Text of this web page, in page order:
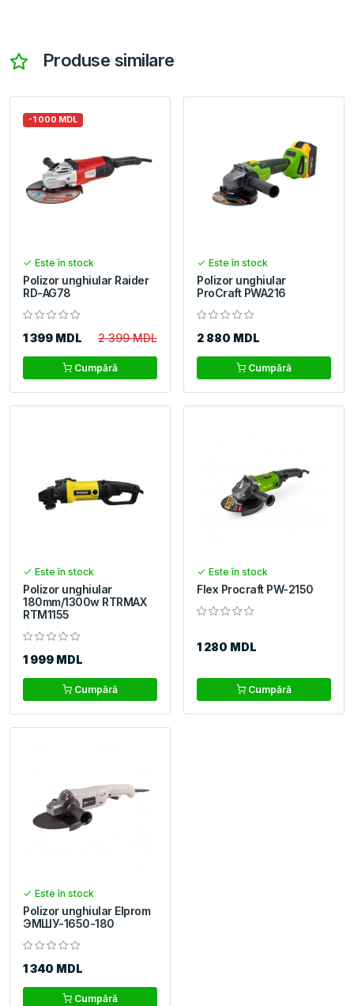
Produse similare
-1 000 MDL
Este în stock
Polizor unghiular Raider
RD-AG78
1 399 MDL 2 399 MDL
Cumpără
Este în stock
Polizor unghiular
ProCraft PWA216
2 880 MDL
Cumpără
Este în stock
Polizor unghiular
180mm/1300w RTRMAX
RTM1155
1 999 MDL
Cumpără
Este în stock
Flex Procraft PW-2150
1 280 MDL
Cumpără
Este în stock
Polizor unghiular Elprom
ЭМШУ-1650-180
1 340 MDL
Cumpără